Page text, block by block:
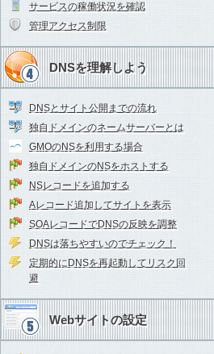
サービスの稼働状況を確認
管理アクセス制限
DNSを理解しよう
DNSとサイト公開までの流れ
独自ドメインのネームサーバーとは
GMOのNSを利用する場合
独自ドメインのNSをホストする
NSレコードを追加する
Aレコード追加してサイトを表示
SOAレコードでDNSの反映を調整
DNSは落ちやすいのでチェック！
定期的にDNSを再起動してリスク回
避
Webサイトの設定